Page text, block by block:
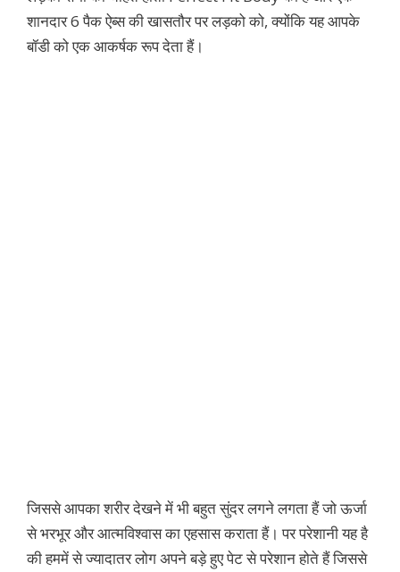
शानदार 6 पैक ऐब्स की खासतौर पर लड़को को, क्योंकि यह आपके
बॉडी को एक आकर्षक रूप देता हैं।
जिससे आपका शरीर देखने में भी बहुत सुंदर लगने लगता हैं जो ऊर्जा
से भरभूर और आत्मविश्वास का एहसास कराता हैं। पर परेशानी यह है
की हममें से ज्यादातर लोग अपने बड़े हुए पेट से परेशान होते हैं जिससे